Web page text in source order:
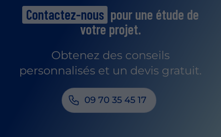
Contactez-nous pour une étude de
votre projet.
Obtenez des conseils
personnalisés et un devis gratuit.
09 70 35 45 17